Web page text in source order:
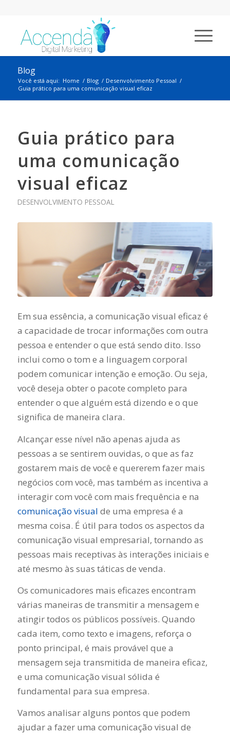
Blog
Você está aqui: Home / Blog / Desenvolvimento Pessoal /
Guia prático para uma comunicação visual eficaz
Guia prático para
uma comunicação
visual eficaz
DESENVOLVIMENTO PESSOAL
Em sua essência, a comunicação visual eficaz é
a capacidade de trocar informações com outra
pessoa e entender o que está sendo dito. Isso
inclui como o tom e a linguagem corporal
podem comunicar intenção e emoção. Ou seja,
você deseja obter o pacote completo para
entender o que alguém está dizendo e o que
significa de maneira clara.
Alcançar esse nível não apenas ajuda as
pessoas a se sentirem ouvidas, o que as faz
gostarem mais de você e quererem fazer mais
negócios com você, mas também as incentiva a
interagir com você com mais frequência e na
comunicação visual de uma empresa é a
mesma coisa. É útil para todos os aspectos da
comunicação visual empresarial, tornando as
pessoas mais receptivas às interações iniciais e
até mesmo às suas táticas de venda.
Os comunicadores mais eficazes encontram
várias maneiras de transmitir a mensagem e
atingir todos os públicos possíveis. Quando
cada item, como texto e imagens, reforça o
ponto principal, é mais provável que a
mensagem seja transmitida de maneira eficaz,
e uma comunicação visual sólida é
fundamental para sua empresa.
Vamos analisar alguns pontos que podem
ajudar a fazer uma comunicação visual de